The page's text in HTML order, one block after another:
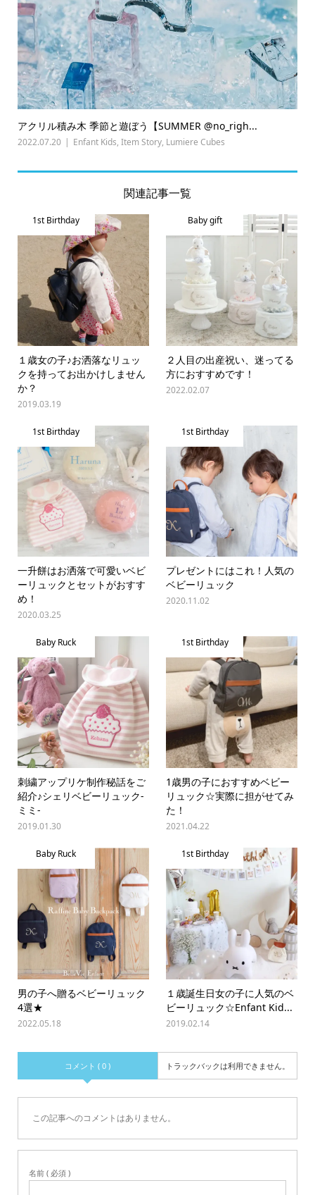
アクリル積み木 季節と遊ぼう【SUMMER @no_righ...
2022.07.20 Enfant Kids, Item Story, Lumiere Cubes
関連記事一覧
1st Birthday
１歳女の子♪お洒落なリュッ
クを持ってお出かけしません
か？
2019.03.19
Baby gift
２人目の出産祝い、迷ってる
方におすすめです！
2022.02.07
1st Birthday
一升餅はお洒落で可愛いベビ
ーリュックとセットがおすす
め！
2020.03.25
1st Birthday
プレゼントにはこれ！人気の
ベビーリュック
2020.11.02
Baby Ruck
刺繍アップリケ制作秘話をご
紹介♪シェリベビーリュック-
ミミ-
2019.01.30
1st Birthday
1歳男の子におすすめベビー
リュック☆実際に担がせてみ
た！
2021.04.22
Baby Ruck
男の子へ贈るベビーリュック
4選★
2022.05.18
1st Birthday
１歳誕生日女の子に人気のベ
ビーリュック☆Enfant Kid...
2019.02.14
コメント ( 0 ) トラックバックは利用できません。
この記事へのコメントはありません。
名前 ( 必須 )